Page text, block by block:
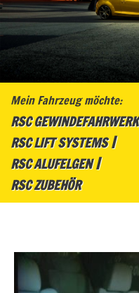
Mein Fahrzeug möchte:
RSC GEWINDEFAHRWERK
RSC LIFT SYSTEMS
RSC ALUFELGEN
RSC ZUBEHÖR